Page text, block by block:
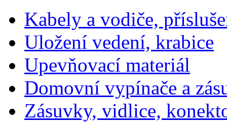
Kabely a vodiče,
Uložení vedení, krabice
Upevňovací materiál
Domovní vypínače a
Zásuvky, vidlice,